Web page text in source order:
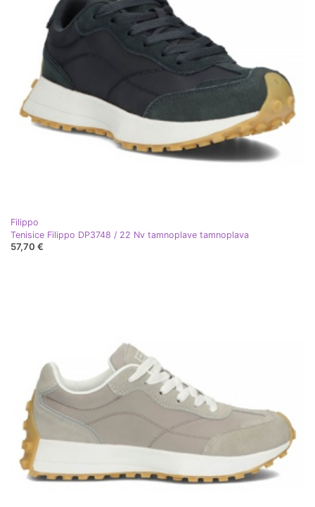
Filippo
Tenisice Filippo DP3748 / 22 Nv tamnoplave tamnoplava
57,70 €